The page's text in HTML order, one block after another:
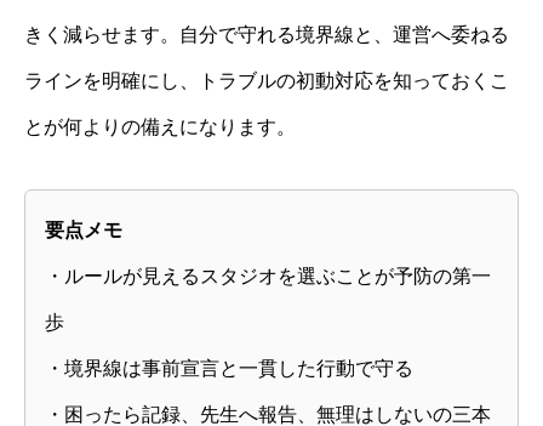
きく減らせます。自分で守れる境界線と、運営へ委ねる
ラインを明確にし、トラブルの初動対応を知っておくこ
とが何よりの備えになります。
要点メモ
・ルールが見えるスタジオを選ぶことが予防の第一
歩
・境界線は事前宣言と一貫した行動で守る
・困ったら記録、先生へ報告、無理はしないの三本